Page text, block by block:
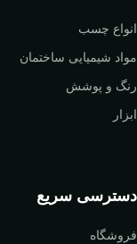
انواع چسب
مواد شیمیایی ساختمان
رنگ و پوشش
ابزار
دسترسی سریع
فروشگاه